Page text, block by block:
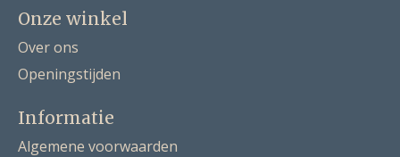
Onze winkel
Over ons
Openingstijden
Informatie
Algemene voorwaarden